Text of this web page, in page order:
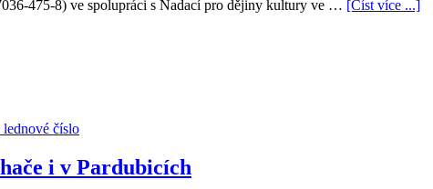
475-8) ve spolupráci s Nadací pro dějiny kultury ve … [Číst více ...]
číslo
i v Pardubicích